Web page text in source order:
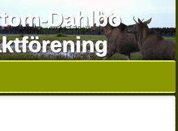
Dahlbo